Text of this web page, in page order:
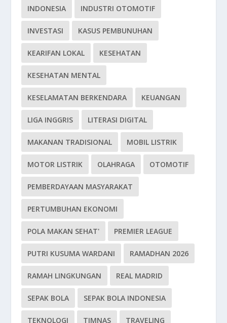
INDONESIA INDUSTRI OTOMOTIF
INVESTASI KASUS PEMBUNUHAN
KEARIFAN LOKAL KESEHATAN
KESEHATAN MENTAL
KESELAMATAN BERKENDARA KEUANGAN
LIGA INGGRIS LITERASI DIGITAL
MAKANAN TRADISIONAL MOBIL LISTRIK
MOTOR LISTRIK OLAHRAGA OTOMOTIF
PEMBERDAYAAN MASYARAKAT
PERTUMBUHAN EKONOMI
POLA MAKAN SEHAT' PREMIER LEAGUE
PUTRI KUSUMA WARDANI RAMADHAN 2026
RAMAH LINGKUNGAN REAL MADRID
SEPAK BOLA SEPAK BOLA INDONESIA
TEKNOLOGI TIMNAS TRAVELING